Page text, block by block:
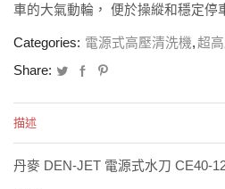
車的大氣動輪， 便於操縱和穩定停
Categories: 電源式高壓清洗機,超
Share:
描述
丹麥 DEN-JET 電源式水刀 CE40-